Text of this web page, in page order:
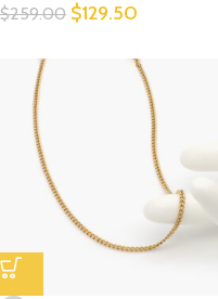
$259.00 $129.50